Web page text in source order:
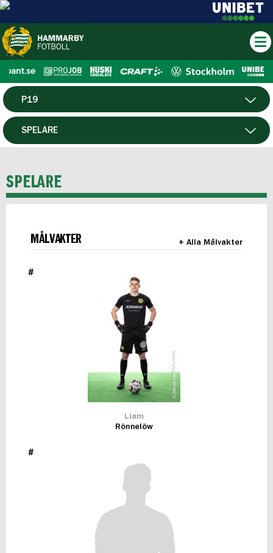
HERR
HTFF
P19
SPELARE
SPELARE
MÅLVAKTER + Alla Målvakter
#
Liam
Rönnelöw
#